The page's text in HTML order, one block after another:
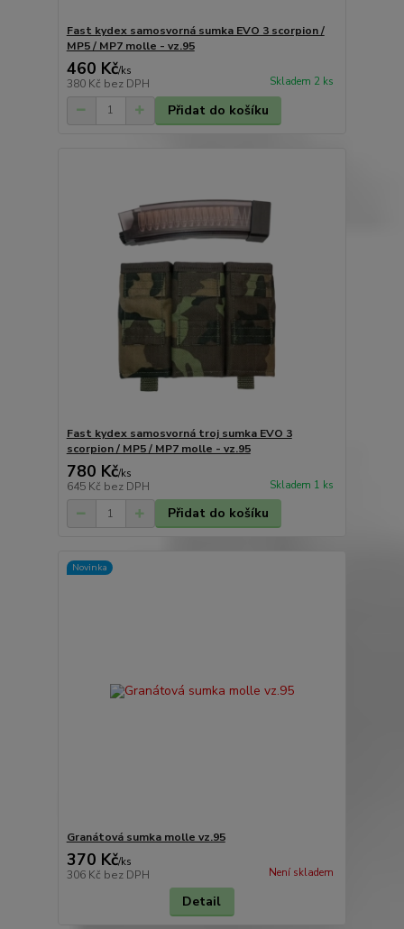
Fast kydex samosvorná sumka EVO 3 scorpion /
MP5 / MP7 molle - vz.95
460 Kč/ks
380 Kč bez DPH Skladem 2 ks
Přidat do košíku
Fast kydex samosvorná troj sumka EVO 3
scorpion / MP5 / MP7 molle - vz.95
780 Kč/ks
645 Kč bez DPH Skladem 1 ks
Přidat do košíku
Novinka
Granátová sumka molle vz.95
370 Kč/ks
306 Kč bez DPH Není skladem
Detail